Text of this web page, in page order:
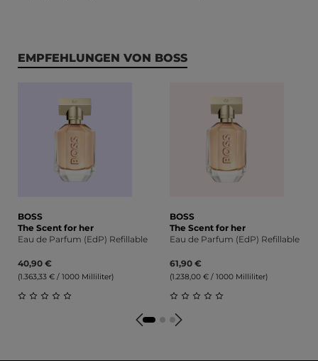
Produktgalerie überspringen
EMPFEHLUNGEN VON BOSS
BOSS
The Scent for her
Eau de Parfum (EdP) Refillable
40,90 €
(1.363,33 € / 1000 Milliliter)
Durchschnittliche Bewertung von 0 von 5 Sternen
BOSS
The Scent for her
Eau de Parfum (EdP) Refillable
61,90 €
(1.238,00 € / 1000 Milliliter)
Durchschnittliche